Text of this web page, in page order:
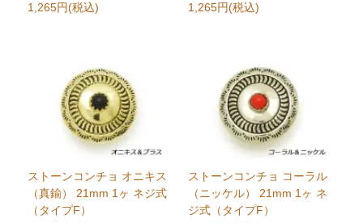
1,265円(税込)
1,265円(税込)
ストーンコンチョ オニキス
（真鍮） 21mm 1ヶ ネジ式
（タイプF）
ストーンコンチョ コーラル
（ニッケル） 21mm 1ヶ ネ
ジ式（タイプF）